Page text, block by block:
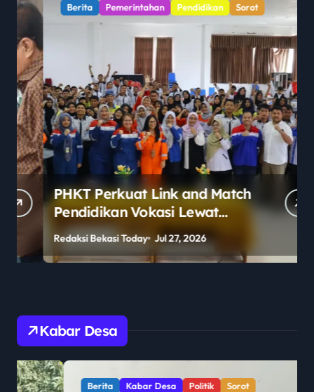
Pemerintahan Pendidikan Sorot
PHKT Perkuat Link and Match
Pendidikan Vokasi Lewat
Program Guru Tamu di SMKN
2 Penajam Paser Utara
Redaksi Bekasi Today Jul 27, 2026
Kabar Desa
Berita Kabar Desa Politik Sorot